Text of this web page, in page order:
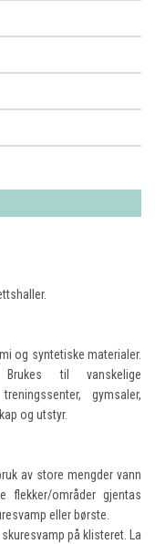
og syntetiske materialer.
til vanskelige
gymsaler,
og utstyr.
av store mengder vann
flekker/områder gjentas
eller børste.
på klisteret. La